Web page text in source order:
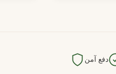
دفع آمن